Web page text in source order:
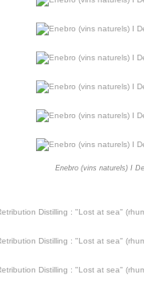
Enebro (vins naturels) I